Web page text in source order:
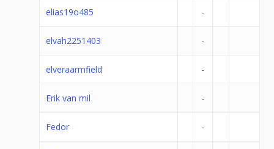
elias19o485 -
elvah2251403 -
elveraarmfield -
Erik van mil -
Fedor -